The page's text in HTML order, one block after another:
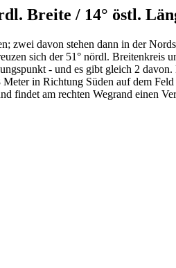
Breite / 14° östl.
zwei davon stehen dann in der
sich der 51° nördl. Breitenkreis
- und es gibt gleich 2
in Richtung Süden auf dem
findet am rechten Wegrand einen